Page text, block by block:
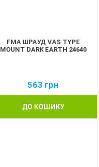
FMA ШРАУД VAS TYPE
MOUNT DARK EARTH 24640
563 грн
ДО КОШИКУ